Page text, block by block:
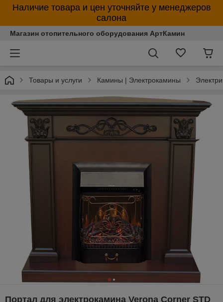
Наличие товара и цен уточняйте у менеджеров
салона
Магазин отопительного оборудования АртКамин
Товары и услуги Камины | Электрокамины
Портал для электрокамина Verona Corner STD